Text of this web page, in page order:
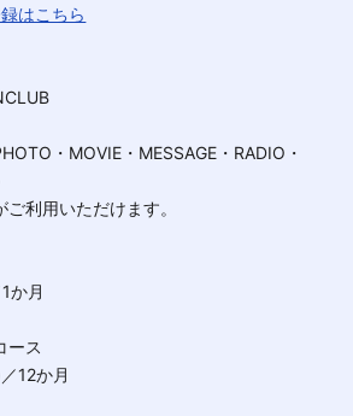
はこちら
・MOVIE・MESSAGE・RADIO・
利用いただけます。
か月
ース
12か月